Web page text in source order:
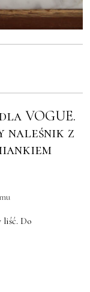
VOGUE.
naleśnik z
liść. Do